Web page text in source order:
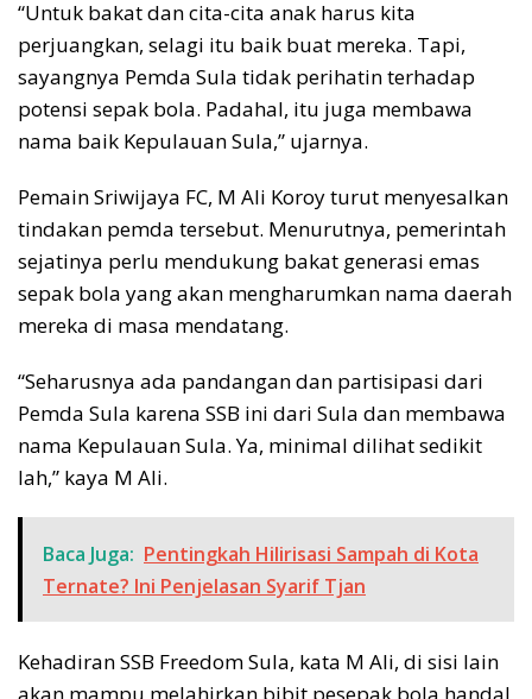
“Untuk bakat dan cita-cita anak harus kita
perjuangkan, selagi itu baik buat mereka. Tapi,
sayangnya Pemda Sula tidak perihatin terhadap
potensi sepak bola. Padahal, itu juga membawa
nama baik Kepulauan Sula,” ujarnya.
Pemain Sriwijaya FC, M Ali Koroy turut menyesalkan
tindakan pemda tersebut. Menurutnya, pemerintah
sejatinya perlu mendukung bakat generasi emas
sepak bola yang akan mengharumkan nama daerah
mereka di masa mendatang.
“Seharusnya ada pandangan dan partisipasi dari
Pemda Sula karena SSB ini dari Sula dan membawa
nama Kepulauan Sula. Ya, minimal dilihat sedikit
lah,” kaya M Ali.
Baca Juga: Pentingkah Hilirisasi Sampah di Kota
Ternate? Ini Penjelasan Syarif Tjan
Kehadiran SSB Freedom Sula, kata M Ali, di sisi lain